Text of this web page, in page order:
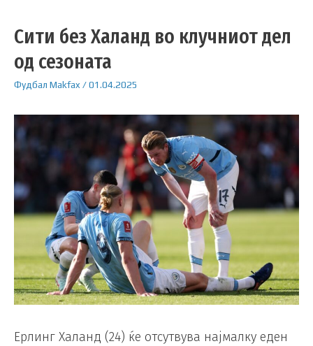
Сити без Халанд во клучниот дел
од сезоната
Фудбал Makfax/01.04.2025
Ерлинг Халанд (24) ќе отсутвува најмалку еден